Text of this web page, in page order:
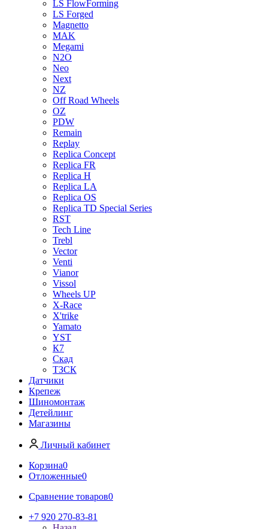
LS FlowForming
LS Forged
Magnetto
MAK
Megami
N2O
Neo
Next
NZ
Off Road Wheels
OZ
PDW
Remain
Replay
Replica Concept
Replica FR
Replica H
Replica LA
Replica OS
Replica TD Special Series
RST
Tech Line
Trebl
Vector
Venti
Vianor
Vissol
Wheels UP
X-Race
X'trike
Yamato
YST
К7
Скад
ТЗСК
Датчики
Крепеж
Шиномонтаж
Детейлинг
Магазины
Личный кабинет
Корзина0
Отложенные0
Сравнение товаров0
+7 920 270-83-81